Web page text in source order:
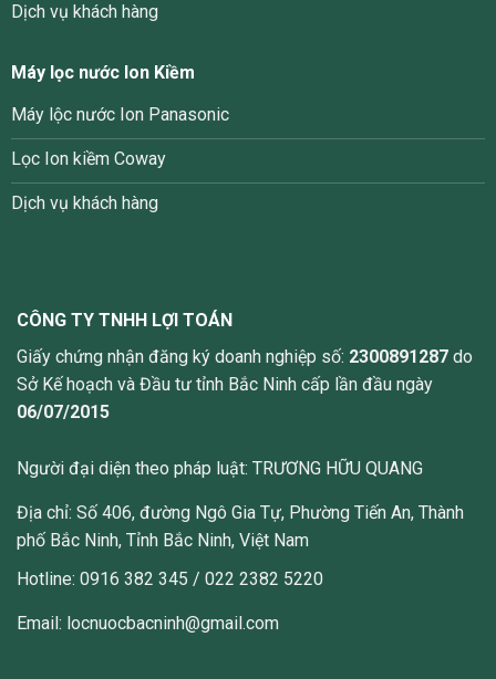
Dịch vụ khách hàng
Máy lọc nước Ion Kiềm
Máy lộc nước Ion Panasonic
Lọc Ion kiềm Coway
Dịch vụ khách hàng
CÔNG TY TNHH LỢI TOÁN
Giấy chứng nhận đăng ký doanh nghiệp số: 2300891287 do
Sở Kế hoạch và Đầu tư tỉnh Bắc Ninh cấp lần đầu ngày
06/07/2015
Người đại diện theo pháp luật: TRƯƠNG HỮU QUANG
Địa chỉ: Số 406, đường Ngô Gia Tự, Phường Tiến An, Thành
phố Bắc Ninh, Tỉnh Bắc Ninh, Việt Nam
Hotline: 0916 382 345 / 022 2382 5220
Email: locnuocbacninh@gmail.com